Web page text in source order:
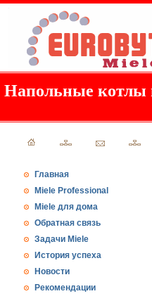
Напольные котлы
Главная
Miele Professional
Miele для дома
Обратная связь
Задачи Miele
История успеха
Новости
Рекомендации